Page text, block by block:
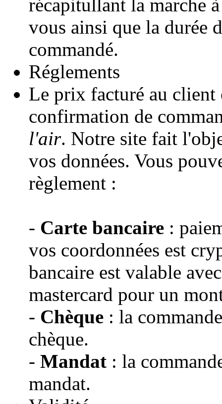
récapitullant la marche
vous ainsi que la durée
commandé.
Réglements
Le prix facturé au
confirmation de
l'air. Notre site fait
vos données. Vous
règlement :
- Carte bancaire :
vos coordonnées est
bancaire est valable
mastercard pour un
- Chèque : la
chèque.
- Mandat : la
mandat.